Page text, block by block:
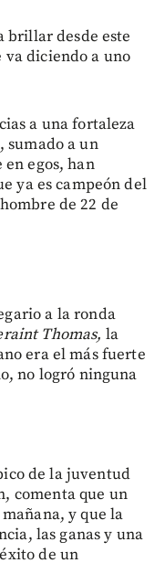
brillar desde este
diciendo a uno
a una fortaleza
sumado a un
egos, han
ya es campeón del
de 22 de
a la ronda
Thomas, la
era el más fuerte
no logró ninguna
de la juventud
comenta que un
y que la
las ganas y una
de un